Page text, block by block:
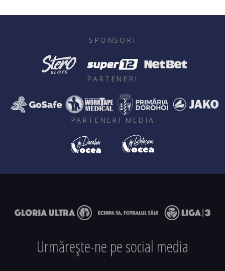
SPONSORI
PARTENERI
PARTENERI MEDIA
Urmărește-ne pe social media